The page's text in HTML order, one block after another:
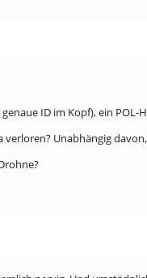
ID im Kopf), ein
Unabhängig